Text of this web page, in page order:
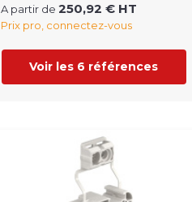
A partir de 250,92 € HT
Prix pro, connectez-vous
Voir les 6 références